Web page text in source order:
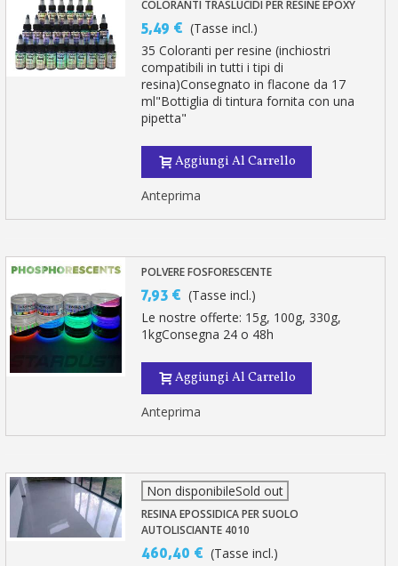
COLORANTI TRASLUCIDI PER RESINE EPOXY
5,49 € (Tasse incl.)
35 Coloranti per resine (inchiostri
compatibili in tutti i tipi di
resina)Consegnato in flacone da 17
ml"Bottiglia di tintura fornita con una
pipetta"
Aggiungi Al Carrello
Anteprima
POLVERE FOSFORESCENTE
7,93 € (Tasse incl.)
Le nostre offerte: 15g, 100g, 330g,
1kgConsegna 24 o 48h
Aggiungi Al Carrello
Anteprima
Non disponibileSold out
RESINA EPOSSIDICA PER SUOLO
AUTOLISCIANTE 4010
460,40 € (Tasse incl.)